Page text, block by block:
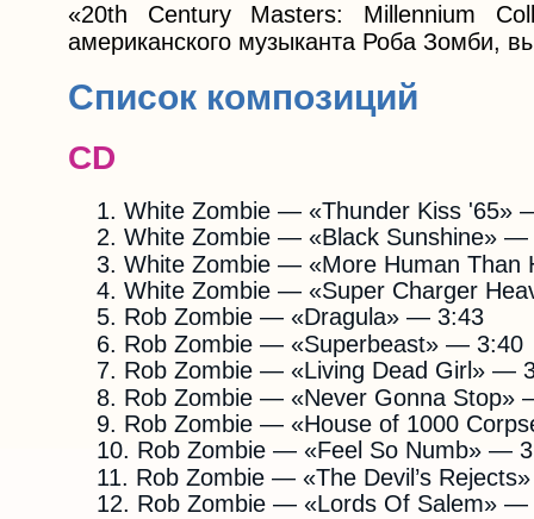
«20th Century Masters: Millennium
американского музыканта Роба Зомби,
Список композиций
CD
White Zombie — «Thunder Kiss '65»
White Zombie — «Black Sunshine» —
White Zombie — «More Human Than
White Zombie — «Super Charger
Rob Zombie — «Dragula» — 3:43
Rob Zombie — «Superbeast» — 3:40
Rob Zombie — «Living Dead Girl» —
Rob Zombie — «Never Gonna Stop»
Rob Zombie — «House of 1000
Rob Zombie — «Feel So Numb» —
Rob Zombie — «The Devil’s
Rob Zombie — «Lords Of Salem» —